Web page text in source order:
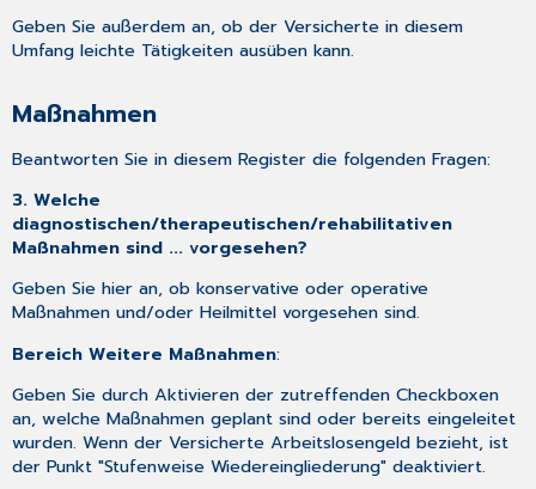
Geben Sie außerdem an, ob der Versicherte in diesem
Umfang leichte Tätigkeiten ausüben kann.
Maßnahmen
Beantworten Sie in diesem Register die folgenden Fragen:
3. Welche
diagnostischen/therapeutischen/rehabilitativen
Maßnahmen sind ... vorgesehen?
Geben Sie hier an, ob konservative oder operative
Maßnahmen und/oder Heilmittel vorgesehen sind.
Bereich Weitere Maßnahmen:
Geben Sie durch Aktivieren der zutreffenden Checkboxen
an, welche Maßnahmen geplant sind oder bereits eingeleitet
wurden. Wenn der Versicherte Arbeitslosengeld bezieht, ist
der Punkt "Stufenweise Wiedereingliederung" deaktiviert.